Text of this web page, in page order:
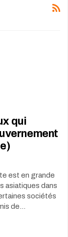
qui
est en grande
asiatiques dans
sociétés
de…